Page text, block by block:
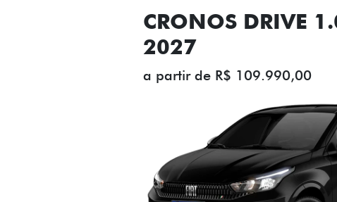
CRONOS DRIVE
2027
a partir de R$ 109.990,00